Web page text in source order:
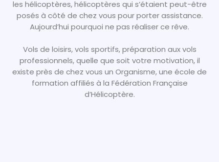
les hélicoptères, hélicoptères qui s’étaient peut-être
posés à côté de chez vous pour porter assistance.
Aujourd’hui pourquoi ne pas réaliser ce rêve.
Vols de loisirs, vols sportifs, préparation aux vols
professionnels, quelle que soit votre motivation, il
existe près de chez vous un Organisme, une école de
formation affiliés à la Fédération Française
d’Hélicoptère.